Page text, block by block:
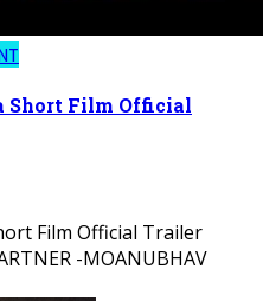
Short Film Official
Film Official Trailer
-MOANUBHAV